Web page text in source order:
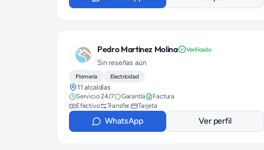
Pedro Martinez Molina Verificado
Sin reseñas aún
Plomería Electricidad
11 alcaldías
Servicio 24/7 Garantía
Factura
Efectivo
Transfer. Tarjeta
WhatsApp Ver perfil